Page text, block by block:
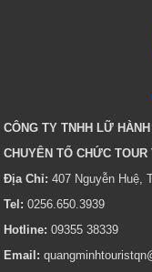
CÔNG TY TNHH LỮ
CHUYÊN TỔ CHỨC
Địa Chỉ: 407 Nguyễn Huệ,
Tel: 0256.650.3939
Hotline: 09355 38339
Email: